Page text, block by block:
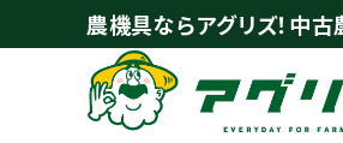
農機具ならアグリズ！中